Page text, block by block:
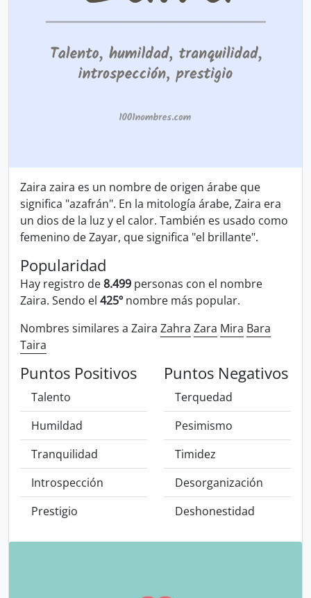
Zaira zaira es un nombre de origen árabe que
significa "azafrán". En la mitología árabe, Zaira era
un dios de la luz y el calor. También es usado como
femenino de Zayar, que significa "el brillante".
Popularidad
Hay registro de8.499 personas con el nombre
Zaira. Sendo el 425º nombre más popular.
Nombres similares a Zaira Zahra Zara Mira Bara
Taira
Puntos Positivos
Talento
Humildad
Tranquilidad
Introspección
Prestigio
Puntos Negativos
Terquedad
Pesimismo
Timidez
Desorganización
Deshonestidad